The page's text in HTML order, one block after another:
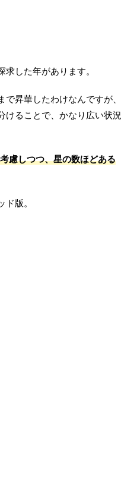
した年があります。
昇華したわけなんですが、
けることで、かなり広い状況
慮しつつ、星の数ほどある
版。